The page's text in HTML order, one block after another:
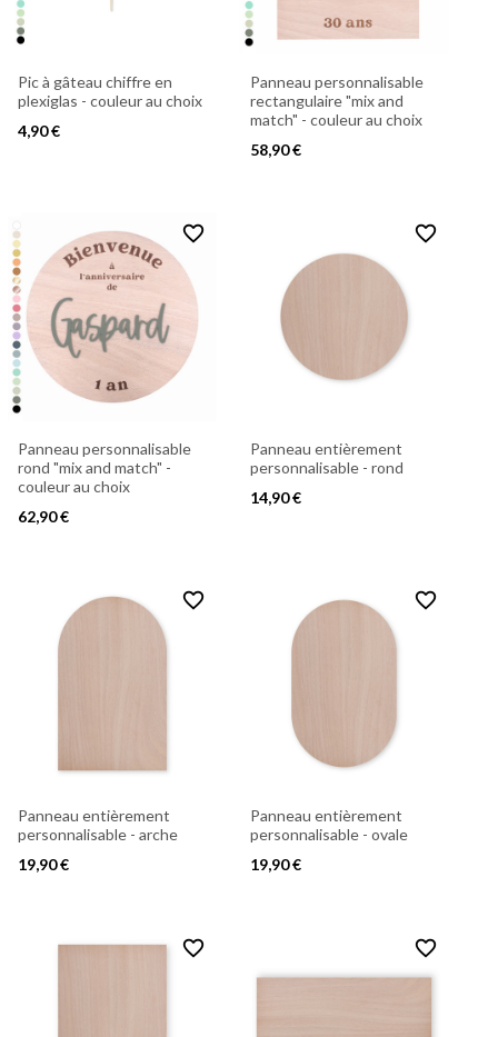
Pic à gâteau chiffre en
plexiglas - couleur au choix
4,90 €
Panneau personnalisable
rectangulaire "mix and
match" - couleur au choix
58,90 €
favorite_border
Panneau personnalisable
rond "mix and match" -
couleur au choix
62,90 €
favorite_border
Panneau entièrement
personnalisable - rond
14,90 €
favorite_border
Panneau entièrement
personnalisable - arche
19,90 €
favorite_border
Panneau entièrement
personnalisable - ovale
19,90 €
favorite_border favorite_border